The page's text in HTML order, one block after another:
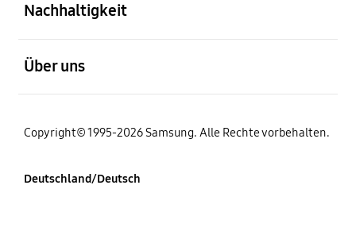
Nachhaltigkeit
Über uns
Copyright© 1995-2026 Samsung. Alle Rechte vorbehalten.
Deutschland/Deutsch